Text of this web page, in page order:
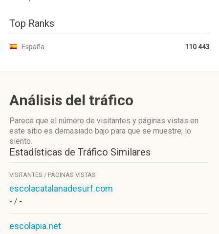
Top Ranks
España 110 443
Análisis del tráfico
Parece que el número de visitantes y páginas vistas en
este sitio es demasiado bajo para que se muestre, lo
siento.
Estadísticas de Tráfico Similares
VISITANTES / PÁGINAS VISTAS
escolacatalanadesurf.com
- / -
escolapia.net